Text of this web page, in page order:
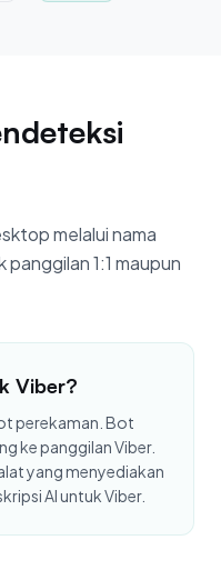
melalui nama
1:1 maupun
Viber?
perekaman. Bot
ke panggilan Viber.
yang menyediakan
AI untuk Viber.